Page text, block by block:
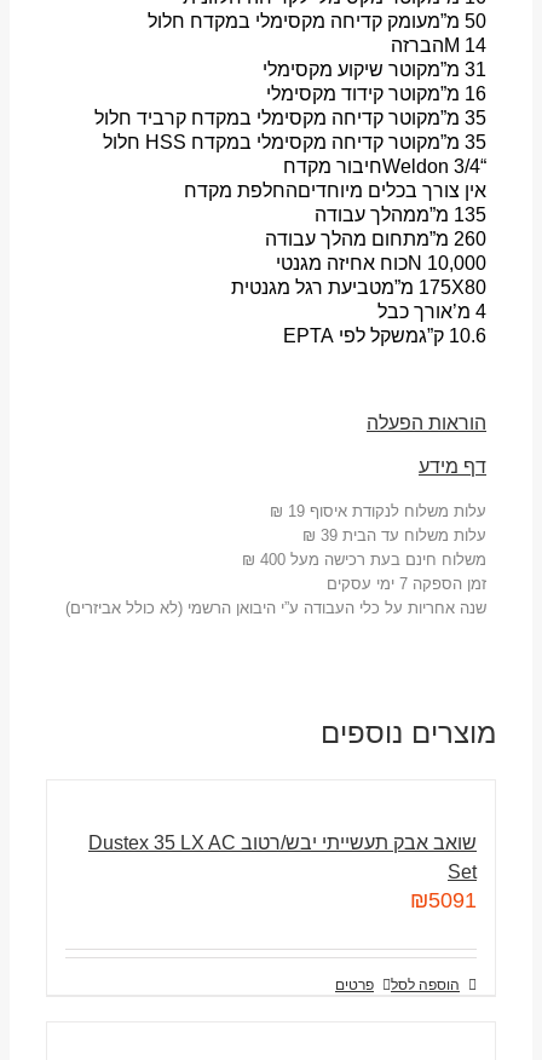
50 מ”מ
עומק קדיחה מקסימלי במקדח חלול
14 M
הברזה
31 מ”מ
קוטר שיקוע מקסימלי
16 מ”מ
קוטר קידוד מקסימלי
35 מ”מ
קוטר קדיחה מקסימלי במקדח קרביד חלול
35 מ”מ
קוטר קדיחה מקסימלי במקדח HSS חלול
“3/4 Weldon
חיבור מקדח
אין צורך בכלים מיוחדיםהחלפת מקדח
135 מ”מ
מהלך עבודה
260 מ”מ
תחום מהלך עבודה
10,000 N
כוח אחיזה מגנטי
175X80 מ”מ
טביעת רגל מגנטית
4 מ’
אורך כבל
10.6 ק”ג
משקל לפי EPTA
הוראות הפעלה
דף מידע
עלות משלוח לנקודת איסוף 19 ₪
עלות משלוח עד הבית 39 ₪
משלוח חינם בעת רכישה מעל 400 ₪
זמן הספקה 7 ימי עסקים
שנה אחריות על כלי העבודה ע”י היבואן הרשמי (לא כולל אביזרים)
מוצרים נוספים
שואב אבק תעשייתי יבש/רטוב Dustex 35 LX AC
Set
₪5091
הוספה לסל פרטים